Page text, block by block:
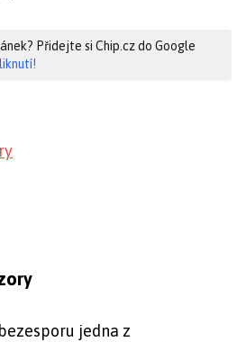
Přidejte si Chip.cz do Google
jedna z